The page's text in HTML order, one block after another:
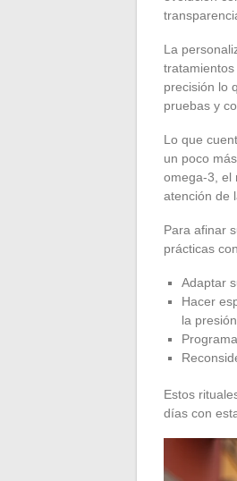
La
precisión lo
pruebas y
Lo que
un poco
omega-3, el
atención de
Para afinar
prácticas
Adaptar
Hacer
la presión
Estos
días con